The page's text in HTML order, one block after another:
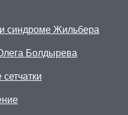
синдроме Жильбера
Болдырева